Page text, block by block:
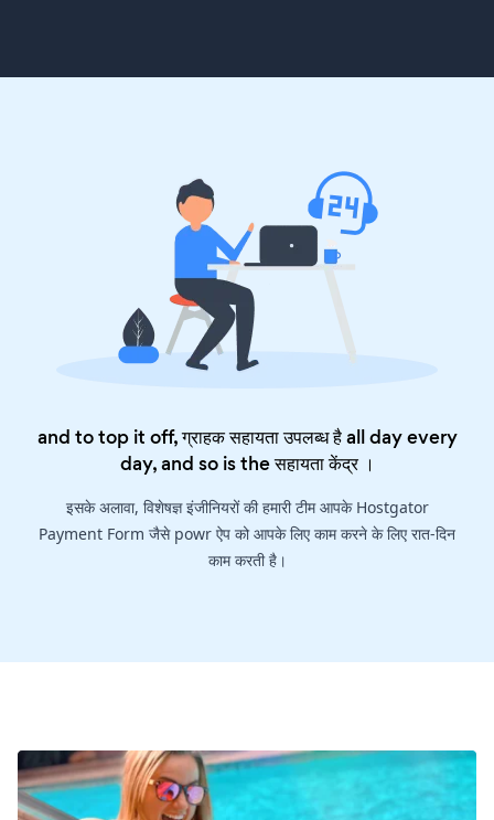
and to top it off, ग्राहक सहायता उपलब्ध है all day every
day, and so is theसहायता केंद्र।
इसके अलावा, विशेषज्ञ इंजीनियरों की हमारी टीम आपके Hostgator
Payment Form जैसे powr ऐप को आपके लिए काम करने के लिए रात-दिन
काम करती है।